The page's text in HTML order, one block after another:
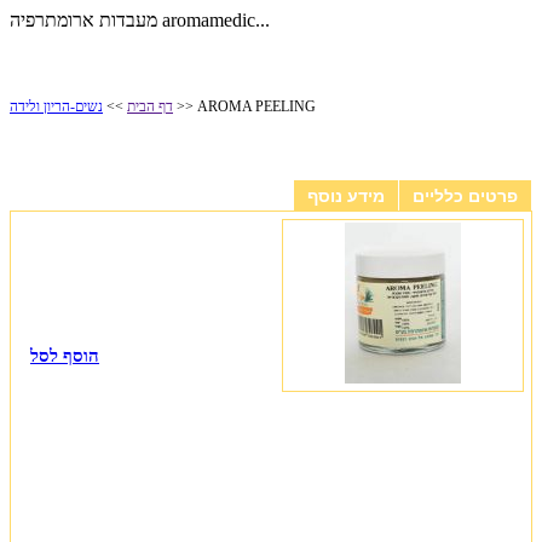
מעבדות ארומתרפיה aromamedic...
דף הבית >> נשים-הריון ולידה >> AROMA PEELING
פרטים כלליים מידע נוסף
הוסף לסל